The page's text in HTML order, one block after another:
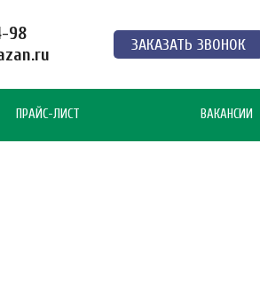
98
ЗАКАЗАТЬ ЗВОНОК
ПРАЙС-ЛИСТ ВАКАНСИИ